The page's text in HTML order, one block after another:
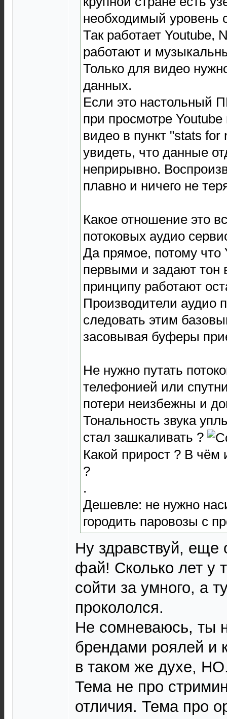
необходимый уровень
Так работает Youtube,
работают и
Только для видео
данных.
Если это настольный
при просмотре
видео в пункт "stats
увидеть, что данные
неприрывно.
плавно и ничего не
Какое отношение это
потоковых аудио
Да прямое, потому
первыми и задают тон
принципу работают
Производители аудио
следовать этим
засовывая буферы
Не нужно путать
телефонией или
потери неизбежны и
Тональность звука
стал зашкаливать ?
Какой прирост ? В чём
?
.
Дешевле: не нужно
городить паровозы с
Ну здравствуй, еще
фай! Сколько лет у
сойти за умного, а
прокололся.
Не сомневаюсь, ты
брендами роялей и
в таком же духе,
Тема не про
отличия. Тема про